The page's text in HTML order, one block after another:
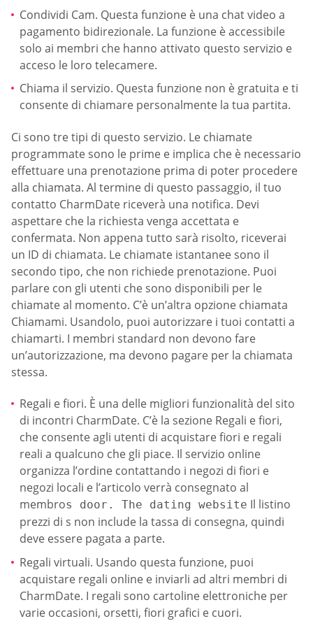
Condividi Cam. Questa funzione è una chat video a
pagamento bidirezionale. La funzione è accessibile
solo ai membri che hanno attivato questo servizio e
acceso le loro telecamere.
Chiama il servizio. Questa funzione non è gratuita e ti
consente di chiamare personalmente la tua partita.
Ci sono tre tipi di questo servizio. Le chiamate
programmate sono le prime e implica che è necessario
effettuare una prenotazione prima di poter procedere
alla chiamata. Al termine di questo passaggio, il tuo
contatto CharmDate riceverà una notifica. Devi
aspettare che la richiesta venga accettata e
confermata. Non appena tutto sarà risolto, riceverai
un ID di chiamata. Le chiamate istantanee sono il
secondo tipo, che non richiede prenotazione. Puoi
parlare con gli utenti che sono disponibili per le
chiamate al momento. C’è un’altra opzione chiamata
Chiamami. Usandolo, puoi autorizzare i tuoi contatti a
chiamarti. I membri standard non devono fare
un’autorizzazione, ma devono pagare per la chiamata
stessa.
Regali e fiori. È una delle migliori funzionalità del sito
di incontri CharmDate. C’è la sezione Regali e fiori,
che consente agli utenti di acquistare fiori e regali
reali a qualcuno che gli piace. Il servizio online
organizza l’ordine contattando i negozi di fiori e
negozi locali e l’articolo verrà consegnato al
membros door. The dating website Il listino
prezzi di s non include la tassa di consegna, quindi
deve essere pagata a parte.
Regali virtuali. Usando questa funzione, puoi
acquistare regali online e inviarli ad altri membri di
CharmDate. I regali sono cartoline elettroniche per
varie occasioni, orsetti, fiori grafici e cuori.